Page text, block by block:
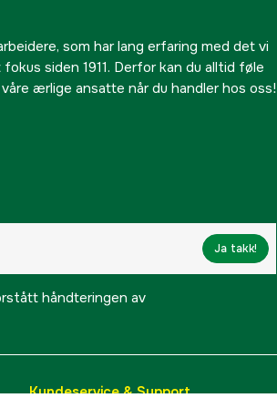
som har lang erfaring med det vi
siden 1911. Derfor kan du alltid føle
ærlige ansatte når du handler hos oss!
Ja takk!
håndteringen av
Kundeservice & Support